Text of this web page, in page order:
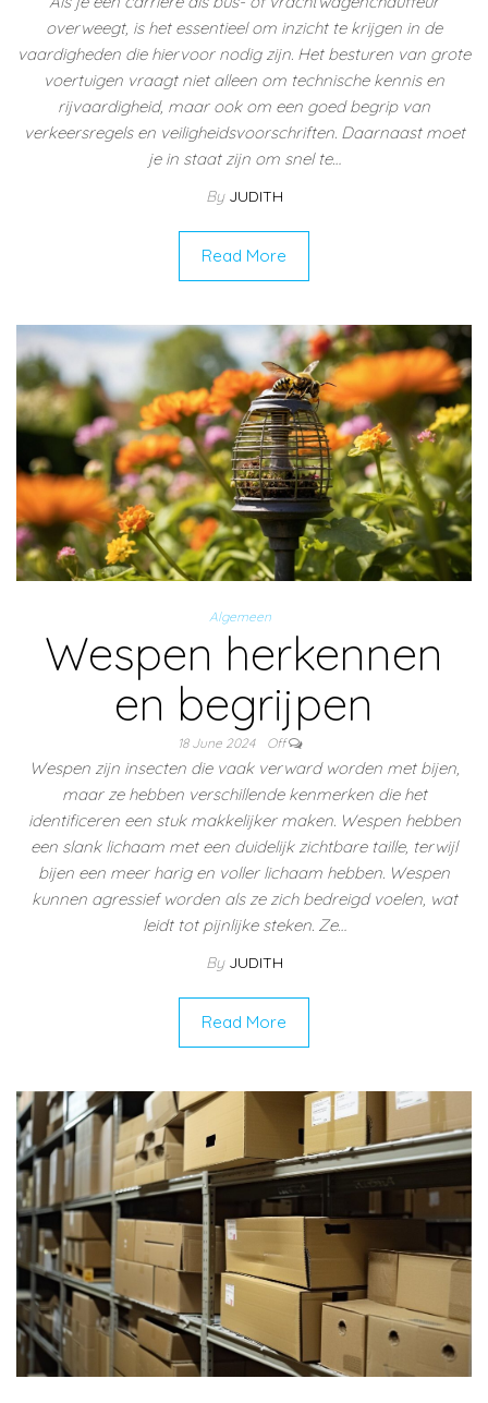
overweegt, is het essentieel om inzicht te krijgen in de
vaardigheden die hiervoor nodig zijn. Het besturen van grote
voertuigen vraagt niet alleen om technische kennis en
rijvaardigheid, maar ook om een goed begrip van
verkeersregels en veiligheidsvoorschriften. Daarnaast moet
je in staat zijn om snel te…
By JUDITH
Read More
Algemeen
Wespen herkennen
en begrijpen
18 June 2024 Off
Wespen zijn insecten die vaak verward worden met bijen,
maar ze hebben verschillende kenmerken die het
identificeren een stuk makkelijker maken. Wespen hebben
een slank lichaam met een duidelijk zichtbare taille, terwijl
bijen een meer harig en voller lichaam hebben. Wespen
kunnen agressief worden als ze zich bedreigd voelen, wat
leidt tot pijnlijke steken. Ze…
By JUDITH
Read More